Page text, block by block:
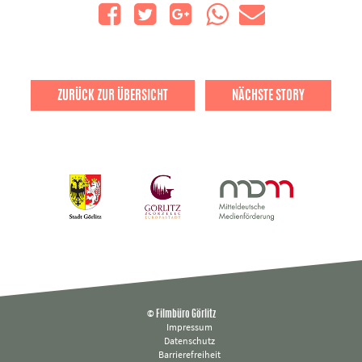
ZURÜCK ZUR ÜBERSICHT NÄCHSTE STORY
© Filmbüro Görlitz
Impressum
Datenschutz
Barrierefreiheit